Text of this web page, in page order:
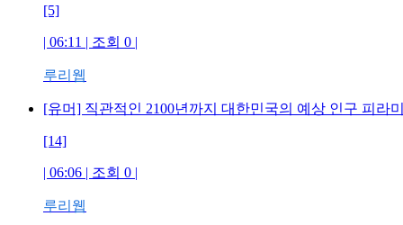
[5]
| 06:11 | 조회 0 |
루리웹
[유머] 직관적인 2100년까지 대한민국의 예상 인구 피라
[14]
| 06:06 | 조회 0 |
루리웹